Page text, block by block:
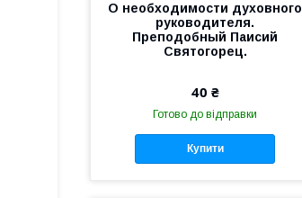
О необходимости духовного
руководителя.
Преподобный Паисий
Святогорец.
40 ₴
Готово до відправки
Купити